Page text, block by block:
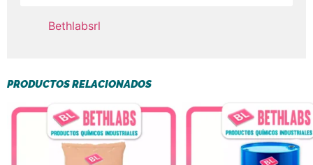
Bethlabsrl
PRODUCTOS RELACIONADOS